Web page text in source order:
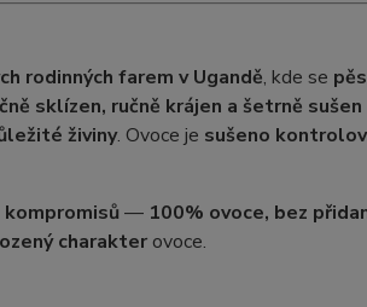
rodinných farem v Ugandě, kde se
sklízen, ručně krájen a šetrně sušen
živiny. Ovoce je sušeno
— 100% ovoce, bez
charakterovoce.